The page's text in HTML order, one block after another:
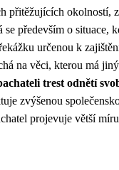
přitěžujících okolností,
především o situace,
určenou k
na věci, kterou má
trest odnětí
zvýšenou
projevuje větší